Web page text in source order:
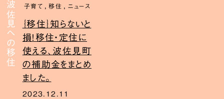
子育て , 移住 , ニュース
｛移住｝知らないと
損！移住・定住に
使える、波佐見町
の補助金をまとめ
ました。
2023.12.11